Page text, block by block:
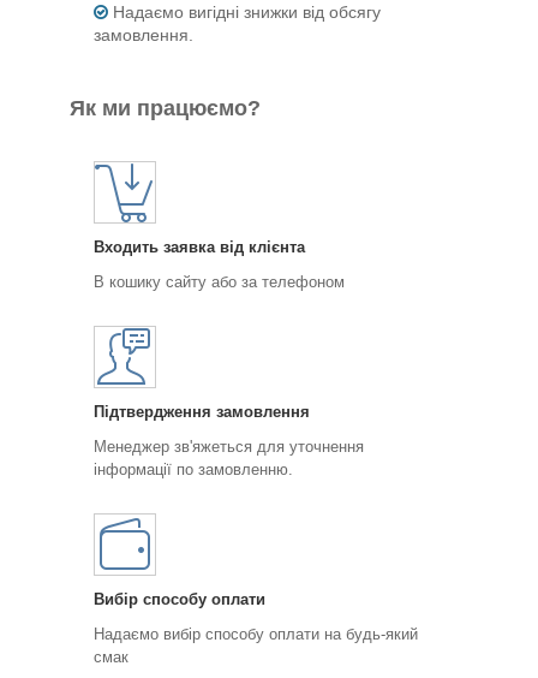
Надаємо вигідні знижки від обсягу
замовлення.
Як ми працюємо?
Входить заявка від клієнта
В кошику сайту або за телефоном
Підтвердження замовлення
Менеджер зв'яжеться для уточнення
інформації по замовленню.
Вибір способу оплати
Надаємо вибір способу оплати на будь-який
смак